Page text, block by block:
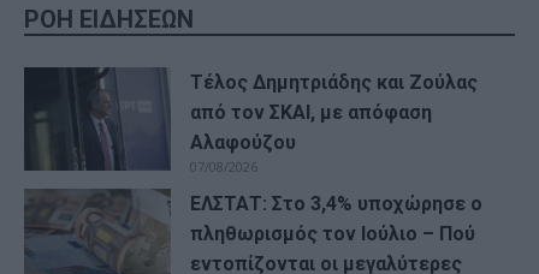
ΡΟΗ ΕΙΔΗΣΕΩΝ
Τέλος Δημητριάδης και Ζούλας
από τον ΣΚΑΙ, με απόφαση
Αλαφούζου
07/08/2026
ΕΛΣΤΑΤ: Στο 3,4% υποχώρησε ο
πληθωρισμός τον Ιούλιο – Πού
εντοπίζονται οι μεγαλύτερες